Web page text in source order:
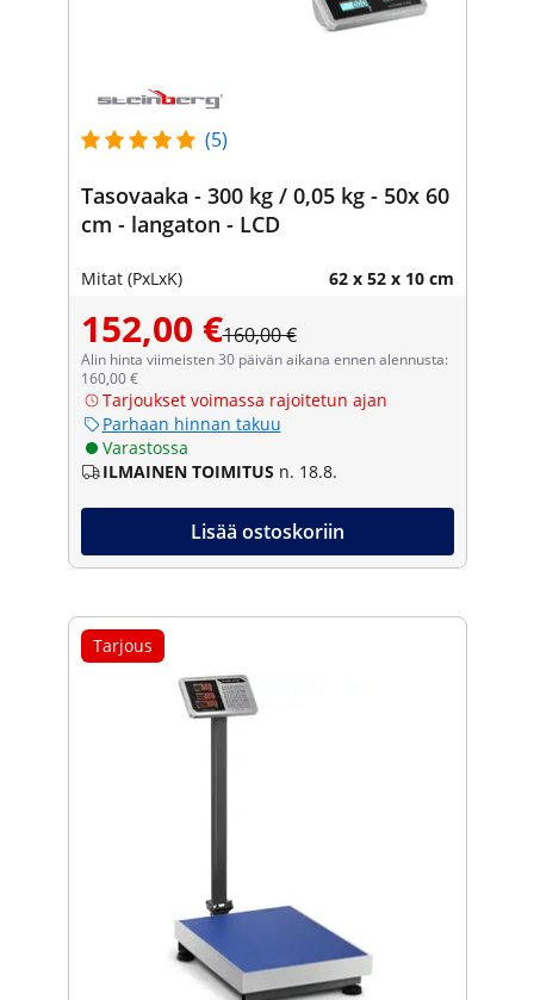
(5)
Tasovaaka - 300 kg / 0,05 kg - 50x 60
cm - langaton - LCD
Mitat (PxLxK) 62 x 52 x 10 cm
152,00 €160,00 €
Alin hinta viimeisten 30 päivän aikana ennen alennusta:
160,00 €
Tarjoukset voimassa rajoitetun ajan
Parhaan hinnan takuu
Varastossa
ILMAINEN TOIMITUS n. 18.8.
Lisää ostoskoriin
Tarjous